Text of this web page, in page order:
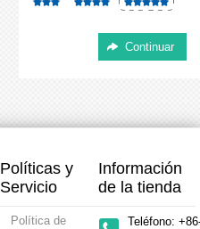
Políticas y
Servicio
Política de
Información
de la tienda
Teléfono: